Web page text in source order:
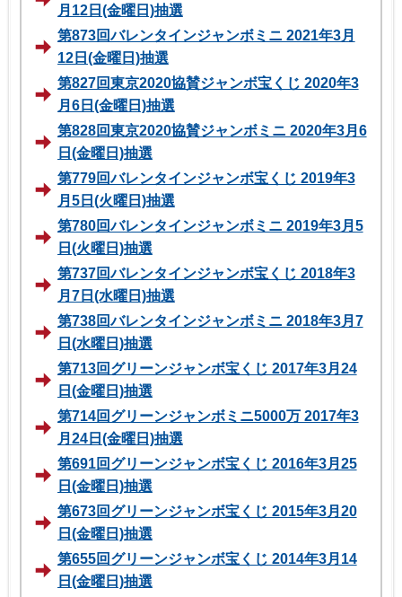
月12日(金曜日)抽選
第873回バレンタインジャンボミニ 2021年3月
12日(金曜日)抽選
第827回東京2020協賛ジャンボ宝くじ 2020年3
月6日(金曜日)抽選
第828回東京2020協賛ジャンボミニ 2020年3月6
日(金曜日)抽選
第779回バレンタインジャンボ宝くじ 2019年3
月5日(火曜日)抽選
第780回バレンタインジャンボミニ 2019年3月5
日(火曜日)抽選
第737回バレンタインジャンボ宝くじ 2018年3
月7日(水曜日)抽選
第738回バレンタインジャンボミニ 2018年3月7
日(水曜日)抽選
第713回グリーンジャンボ宝くじ 2017年3月24
日(金曜日)抽選
第714回グリーンジャンボミニ5000万 2017年3
月24日(金曜日)抽選
第691回グリーンジャンボ宝くじ 2016年3月25
日(金曜日)抽選
第673回グリーンジャンボ宝くじ 2015年3月20
日(金曜日)抽選
第655回グリーンジャンボ宝くじ 2014年3月14
日(金曜日)抽選